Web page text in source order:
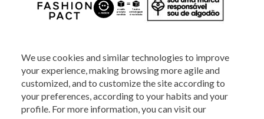
We use cookies and similar technologies to improve
your experience, making browsing more agile and
customized, and to customize the site according to
your preferences, according to your habits and your
profile. For more information, you can visit our
2025 - Veste S.A Estilo. Todos os direitos reservados - A loja Estoque reserva-